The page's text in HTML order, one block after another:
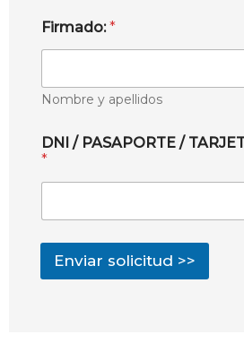
Firmado:*
Nombre y apellidos
DNI / PASAPORTE /
*
Enviar solicitud >>